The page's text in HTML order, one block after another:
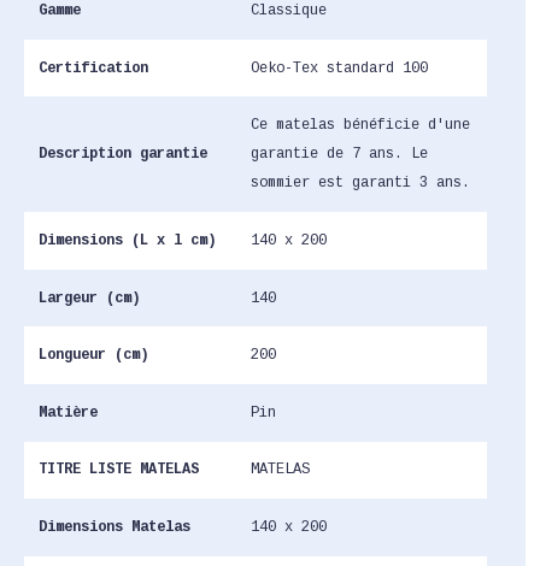
Gamme Classique
Certification Oeko-Tex standard 100
Description garantie
Ce matelas bénéficie d'une
garantie de 7 ans. Le
sommier est garanti 3 ans.
Dimensions (L x l cm) 140 x 200
Largeur (cm) 140
Longueur (cm) 200
Matière Pin
TITRE LISTE MATELAS MATELAS
Dimensions Matelas 140 x 200